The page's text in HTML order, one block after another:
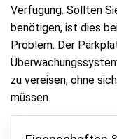
Verfügung. Sollten
benötigen, ist dies
Problem. Der
zu vereisen, ohne
müssen.